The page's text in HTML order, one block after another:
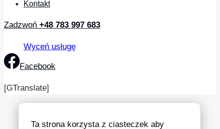
Kontakt
Zadzwoń +48 783 997 683
Wyceń usługę
Facebook
[GTranslate]
Ta strona korzysta z ciasteczek aby